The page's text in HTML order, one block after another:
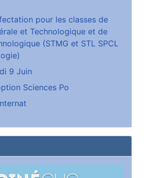
pour les classes de
et Technologique et de
(STMG et STL SPCL
9 Juin
Sciences Po